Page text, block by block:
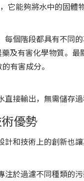
它能夠將水中的固體
個階段都具有不同
及有害化學物質。
有害成分。
接輸出，無需儲存
優勢
和技術上的創新也
於過濾不同種類的